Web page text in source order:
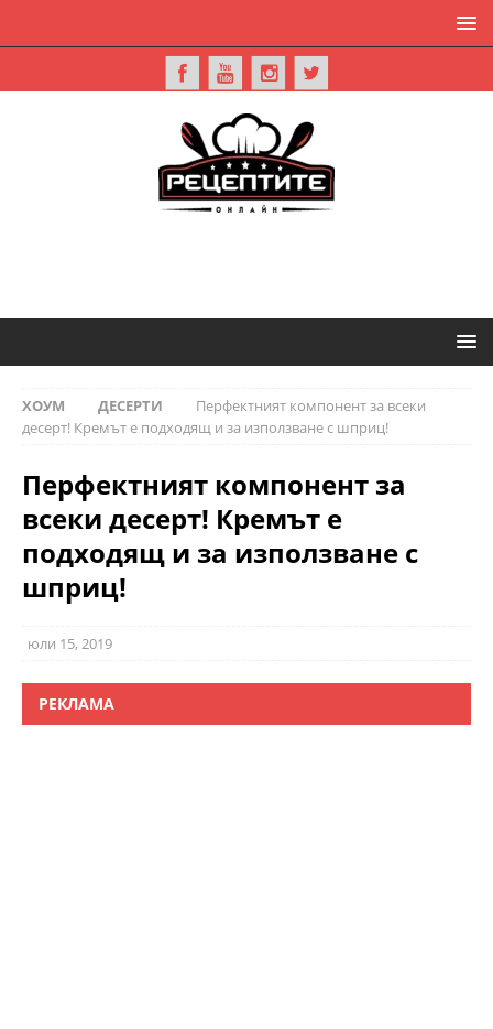
ХОУМ ДЕСЕРТИ
Перфектният компонент за всеки
десерт! Кремът е подходящ и за използване с шприц!
Перфектният компонент за
всеки десерт! Кремът е
подходящ и за използване с
шприц!
юли 15, 2019
РЕКЛАМА